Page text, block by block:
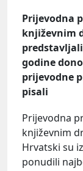
Prijevodna
književnim
godine
prijevodne
pisali
Prijevodna
književnim
Hrvatski su
ponudili